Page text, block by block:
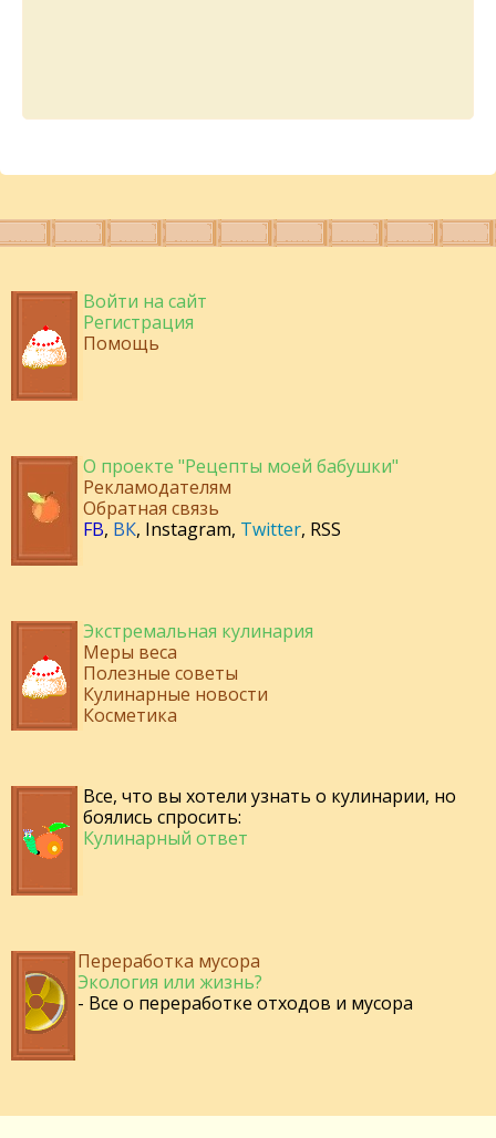
Войти на сайт
Регистрация
Помощь
О проекте "Рецепты моей бабушки"
Рекламодателям
Обратная связь
FB, ВК, Instagram, Twitter, RSS
Экстремальная кулинария
Меры веса
Полезные советы
Кулинарные новости
Косметика
Все, что вы хотели узнать о кулинарии, но
боялись спросить:
Кулинарный ответ
Переработка мусора
Экология или жизнь?
- Все о переработке отходов и мусора